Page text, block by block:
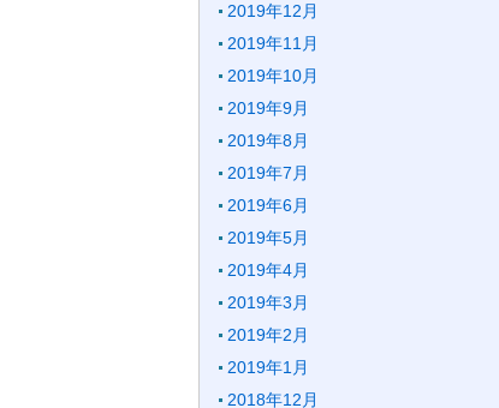
2019年12月
2019年11月
2019年10月
2019年9月
2019年8月
2019年7月
2019年6月
2019年5月
2019年4月
2019年3月
2019年2月
2019年1月
2018年12月